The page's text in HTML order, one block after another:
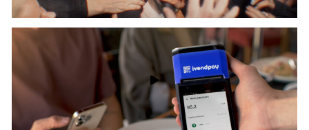
Music Video
Max Golov - Cinematographer